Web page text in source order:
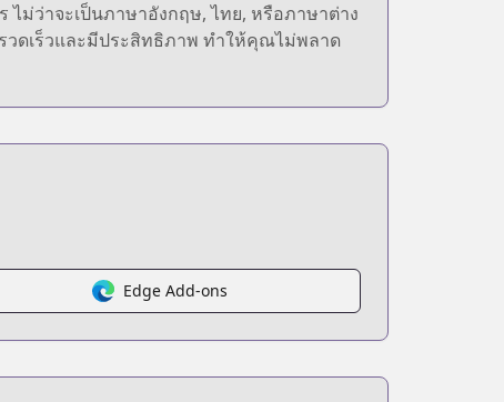
ม่ว่าจะเป็นภาษาอังกฤษ, ไทย, หรือภาษาต่าง
ดเร็วและมีประสิทธิภาพ ทำให้คุณไม่พลาด
Edge Add-ons